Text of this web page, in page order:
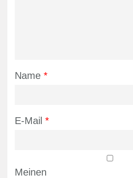
Name *
E-Mail *
Meinen